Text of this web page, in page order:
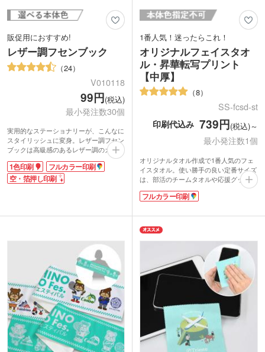
販促用におすすめ!
レザー調フセンブック
24
V010118
99円(税込)
最小発注数30個
実用的なステーショナリーが、こんなに
スタイリッシュに変身。レザー調フセン
ブックは高級感のあるレザー調のカバー
に、5色2サイズの付箋メモをセットしま
した。
シンプルなカバーに企業ロゴが映え、営
1色印刷・箔押し・フルカラー印刷で、
で、どなたにも喜ばれるお役立ちアイテ
ム。適度な粘着力、書きやすい紙質・色
とサイズで、スタッフからの支持も熱い
大人気ふせんです。
1色印刷
フルカラー印刷
空・箔押し印刷
1番人気！迷ったらこれ！
オリジナルフェイスタオ
ル・昇華転写プリント
【中厚】
8
SS-fcsd-st
印刷代込み 739円(税込)～
最小発注数1個
オリジナルタオル作成で1番人気のフェ
イスタオル。使い勝手の良い定番サイズ
は、部活のチームタオルや応援グッズ、
卒業記念品、アーティストグッズ製作に
おすすめです。
るマイクロファイバー素材。端までフル
カラーでプリントできます。裏面は吸水
性のあるコットン素材で実用性抜群。か
さ張りにくい中厚タイプは日常使いに最
適です。表示価格は印刷代込みの格安価
格！フルカラーのデザインも1色のデザ
インも同価格でご対応。1枚からの小ロ
ットでご注文いただけます。
フルカラー印刷